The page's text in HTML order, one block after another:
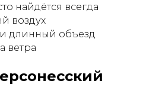
найдётся всегда
воздух
длинный объезд
ветра